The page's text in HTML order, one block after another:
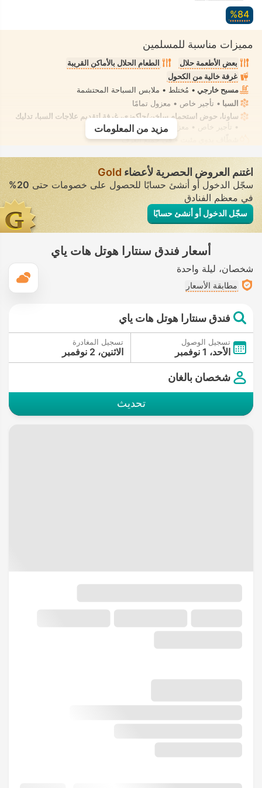
84‏%
مميزات مناسبة للمسلمين
بعض الأطعمة حلال
الطعام الحلال بالأماكن القريبة
غرفة خالية من الكحول
مسبح خارجي • مُختلط • ملابس السباحة المحتشمة
السبا • تأجير خاص • معزول تمامًا
ساونا، حوض استحمام ساخن/جاكوزي، غرفة لتقديم علاجات السبا، تدليك
• تأجير خاص • معزول تمامًا
• في جميع الغرف
مزيد من المعلومات
اغتنم العروض الحصرية لأعضاء Gold
سجّل الدخول أو أنشئ حسابًا للحصول على خصومات حتى20%
في معظم الفنادق
سجّل الدخول أو أنشئ حسابًا
أسعار فندق سنتارا هوتل هات ياي
شخصان ليلة واحدة
مطابقة الأسعار
فندق سنتارا هوتل هات ياي
تسجيل الوصول
الأحد، 1 نوفمبر
تسجيل المغادرة
الاثنين، 2 نوفمبر
شخصان بالغان
تحديث